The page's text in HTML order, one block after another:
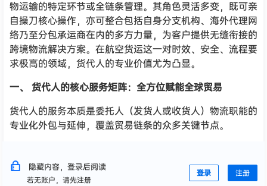
物运输的特定环节或全链条管理。其角色灵活多变，既可亲
自操刀核心操作，亦可整合包括自身分支机构、海外代理网
络乃至分包承运商在内的多方力量，为客户提供无缝衔接的
跨境物流解决方案。在航空货运这一对时效、安全、流程要
求极高的领域，货代人的专业价值尤为凸显。
一、 货代人的核心服务矩阵：全方位赋能全球贸易
货代人的服务本质是委托人（发货人或收货人）物流职能的
专业化外包与延伸，覆盖贸易链条的众多关键节点。
隐藏内容，登录后阅读
若无账户，请先注册
登录 注册